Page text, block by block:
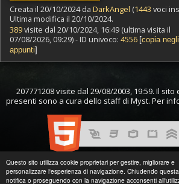
Questo sito utilizza cookie proprietari per gestire, migliorare e
personalizzare l'esperienza di navigazione. Chiudendo questa
notifica o proseguendo con la navigazione acconsenti
Creata il 20/10/2024 da DarkAngel (1443 voci
Ultima modifica il 20/10/2024.
389visite dal 20/10/2024, 16:49 (ultima visita il
07/08/2026, 09:29) - ID univoco: 4556 [copia negli
appunti]
207771208 visite dal 29/08/2003, 19:59. Il
presenti sono a cura dello staff di Myst. Per